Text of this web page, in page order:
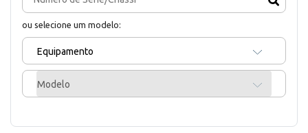
ou selecione um modelo:
Equipamento
Modelo